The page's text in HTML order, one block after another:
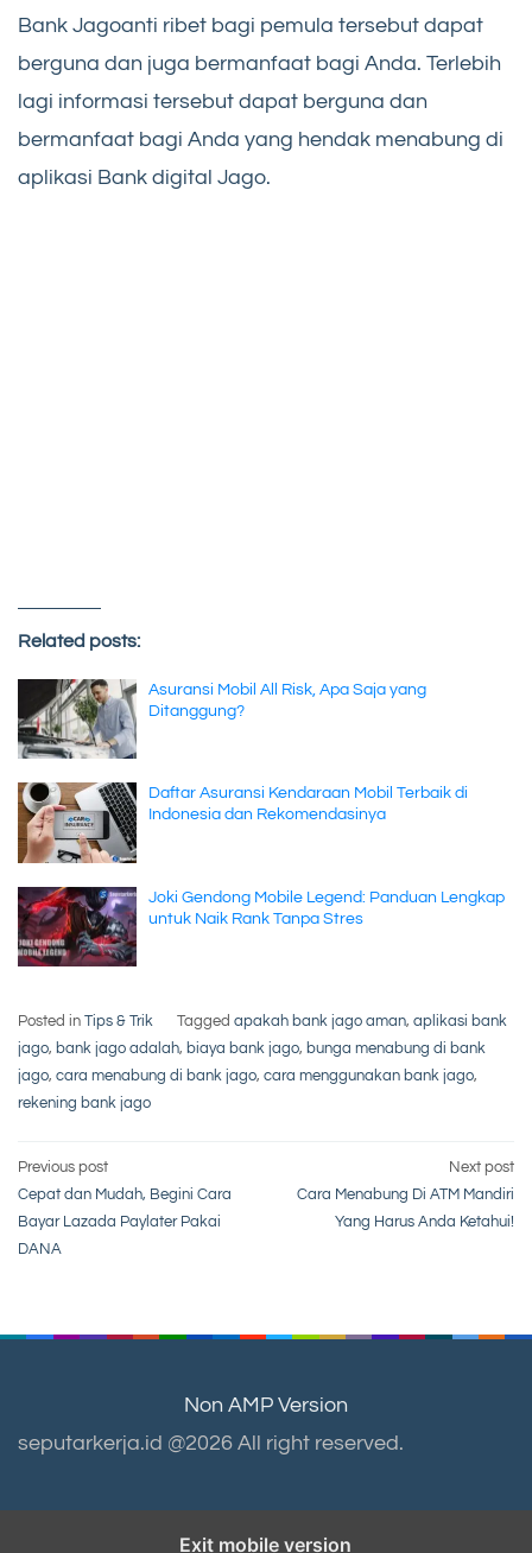
Bank Jagoanti ribet bagi pemula tersebut dapat
berguna dan juga bermanfaat bagi Anda. Terlebih
lagi informasi tersebut dapat berguna dan
bermanfaat bagi Anda yang hendak menabung di
aplikasi Bank digital Jago.
Related posts:
Asuransi Mobil All Risk, Apa Saja yang
Ditanggung?
Daftar Asuransi Kendaraan Mobil Terbaik di
Indonesia dan Rekomendasinya
Joki Gendong Mobile Legend: Panduan Lengkap
untuk Naik Rank Tanpa Stres
Posted in Tips & Trik Tagged apakah bank jago aman, aplikasi bank
jago, bank jago adalah, biaya bank jago, bunga menabung di bank
jago, cara menabung di bank jago, cara menggunakan bank jago,
rekening bank jago
Post
navigation
Previous post
Cepat dan Mudah, Begini Cara
Bayar Lazada Paylater Pakai
DANA
Next post
Cara Menabung Di ATM Mandiri
Yang Harus Anda Ketahui!
Non AMP Version
seputarkerja.id @2026 All right reserved.
Exit mobile version